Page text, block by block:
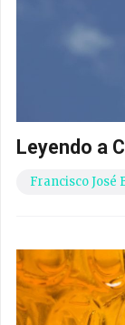
Leyendo a
Francisco José